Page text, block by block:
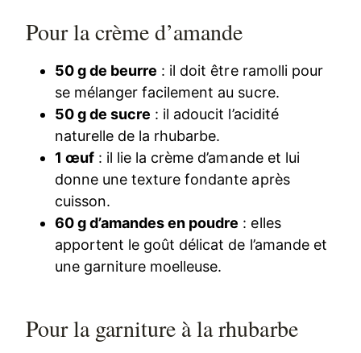
Pour la crème d’amande
50 g de beurre : il doit être ramolli pour
se mélanger facilement au sucre.
50 g de sucre : il adoucit l’acidité
naturelle de la rhubarbe.
1 œuf : il lie la crème d’amande et lui
donne une texture fondante après
cuisson.
60 g d’amandes en poudre : elles
apportent le goût délicat de l’amande et
une garniture moelleuse.
Pour la garniture à la rhubarbe